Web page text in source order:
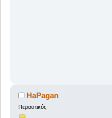
HaPagan
Περαστικός